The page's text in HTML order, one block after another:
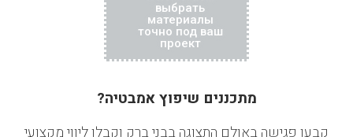
выбрать
материалы
точно под ваш
проект
מתכננים שיפוץ אמבטיה?
קבעו פגישה באולם התצוגה בבני ברק וקבלו ליווי מקצועי